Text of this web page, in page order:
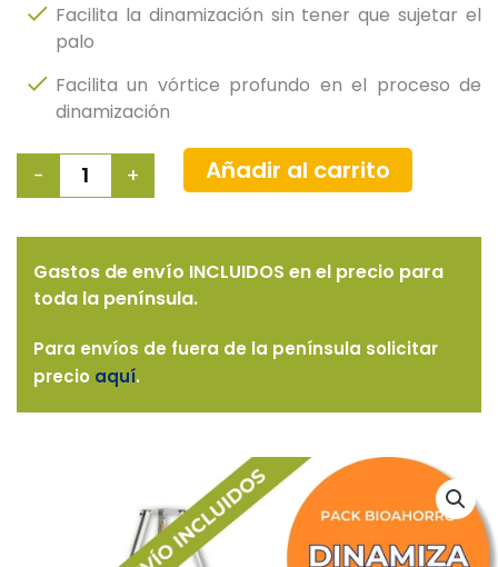
Facilita la dinamización sin tener que sujetar el
palo
Facilita un vórtice profundo en el proceso de
dinamización
-
Pack
Dinamiza
cantidad
+ Añadir al carrito
Gastos de envío INCLUIDOS en el precio para
toda la península.
Para envíos de fuera de la península solicitar
precio aquí.